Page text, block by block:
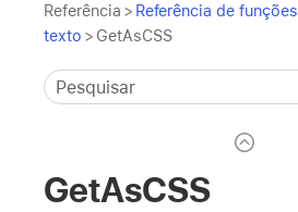
Referência > Referência de funções
texto > GetAsCSS
GetAsCSS